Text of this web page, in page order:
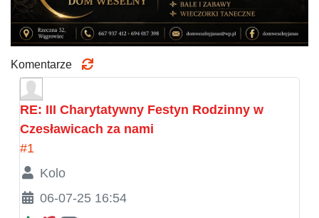
Komentarze
RE: III Charytatywny Festyn Rodzinny w
Czesławicach za nami
#1
Kolo
06-07-25 16:54